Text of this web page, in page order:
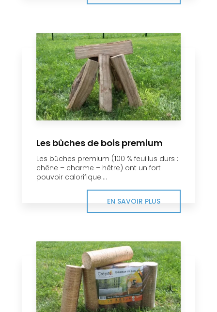
Les bûches de bois premium
Les bûches premium (100 % feuillus durs :
chêne – charme – hêtre) ont un fort
pouvoir calorifique....
EN SAVOIR PLUS